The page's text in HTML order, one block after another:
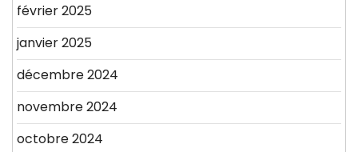
février 2025
janvier 2025
décembre 2024
novembre 2024
octobre 2024